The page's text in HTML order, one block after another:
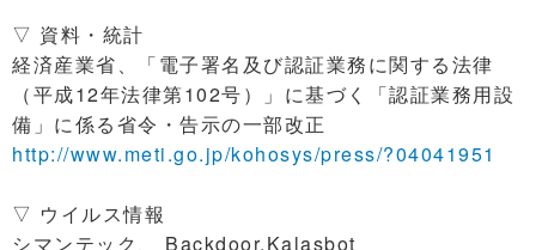
▽ 資料・統計
経済産業省、「電子署名及び認証業務に関する法律
（平成12年法律第102号）」に基づく「認証業務用設
備」に係る省令・告示の一部改正
http://www.meti.go.jp/kohosys/press/?04041951
▽ ウイルス情報
シマンテック、 Backdoor.Kalasbot